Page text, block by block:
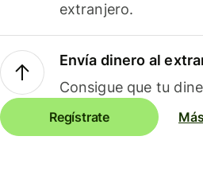
extranjero.
Envía dinero al
Consigue que tu
Regístrate